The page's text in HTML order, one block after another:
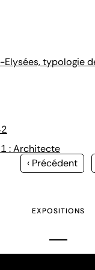
typologie
: Architecte
Page
‹ Précédent
EXPOSITIONS